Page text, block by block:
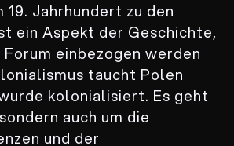
Jahrhundert zu den
ein Aspekt der Geschichte,
einbezogen werden
taucht Polen
kolonialisiert. Es geht
auch um die
und der